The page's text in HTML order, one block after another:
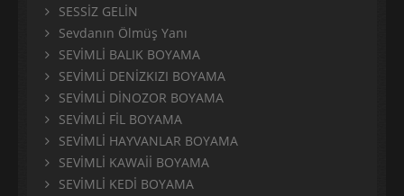
SESSİZ GELİN
Sevdanın Ölmüş Yanı
SEVİMLİ BALIK BOYAMA
SEVİMLİ DENİZKIZI BOYAMA
SEVİMLİ DİNOZOR BOYAMA
SEVİMLİ FİL BOYAMA
SEVİMLİ HAYVANLAR BOYAMA
SEVİMLİ KAWAİİ BOYAMA
SEVİMLİ KEDİ BOYAMA